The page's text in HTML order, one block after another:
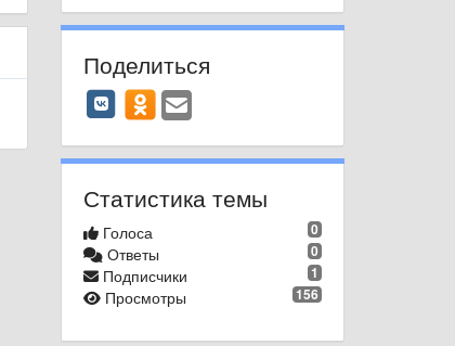
Поделиться
Статистика темы
0
Голоса
0
Ответы
1
Подписчики
156
Просмотры